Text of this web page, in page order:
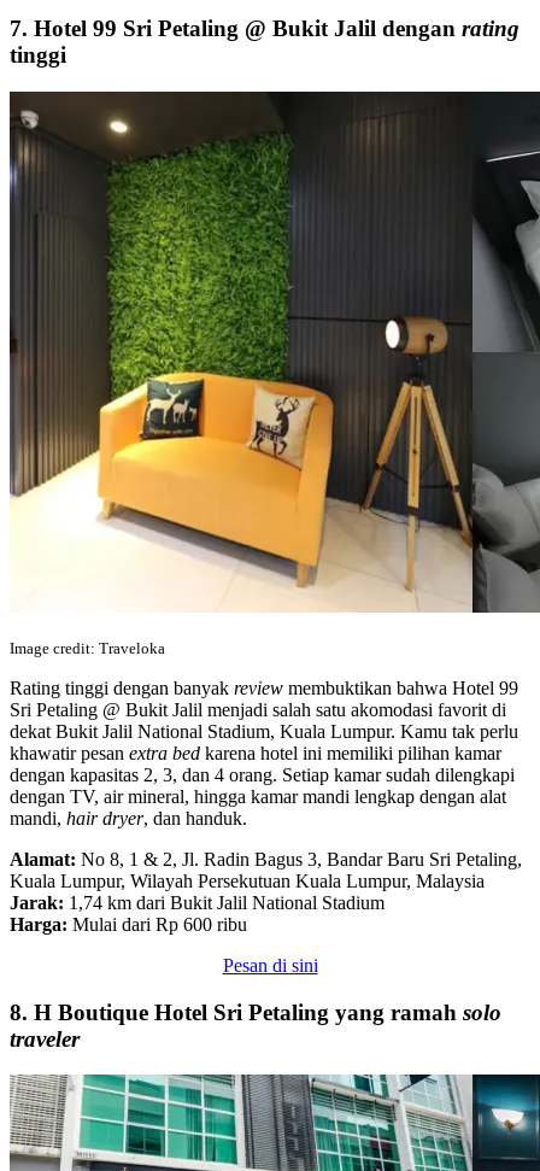
7. Hotel 99 Sri Petaling @ Bukit Jalil dengan rating
tinggi
Image credit: Traveloka
Rating tinggi dengan banyak review membuktikan bahwa Hotel 99
Sri Petaling @ Bukit Jalil menjadi salah satu akomodasi favorit di
dekat Bukit Jalil National Stadium, Kuala Lumpur. Kamu tak perlu
khawatir pesan extra bed karena hotel ini memiliki pilihan kamar
dengan kapasitas 2, 3, dan 4 orang. Setiap kamar sudah dilengkapi
dengan TV, air mineral, hingga kamar mandi lengkap dengan alat
mandi, hair dryer, dan handuk.
Alamat: No 8, 1 & 2, Jl. Radin Bagus 3, Bandar Baru Sri Petaling,
Kuala Lumpur, Wilayah Persekutuan Kuala Lumpur, Malaysia
Jarak: 1,74 km dari Bukit Jalil National Stadium
Harga: Mulai dari Rp 600 ribu
Pesan di sini
8. H Boutique Hotel Sri Petaling yang ramah solo
traveler